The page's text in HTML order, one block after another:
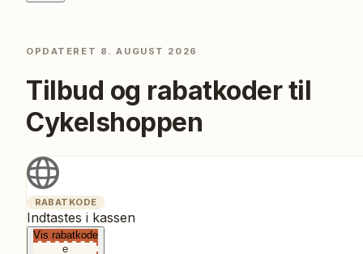
OPDATERET 8. AUGUST 2026
Tilbud og rabatkoder til
Cykelshoppen
RABATKODE
Indtastes i kassen
Vis rabatkode
e